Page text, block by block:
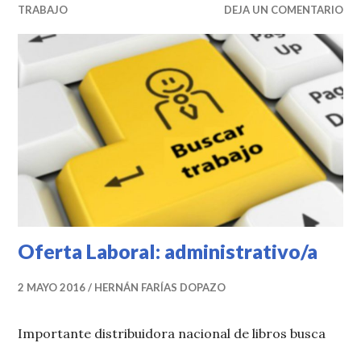
TRABAJO DEJA UN COMENTARIO
Oferta Laboral: administrativo/a
2 MAYO 2016 HERNÁN FARÍAS DOPAZO
Importante distribuidora nacional de libros busca